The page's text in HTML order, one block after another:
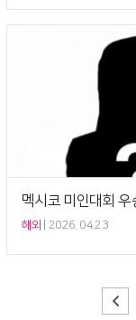
해외 2026. 04.23